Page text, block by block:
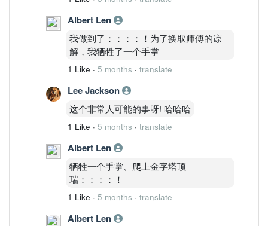
Albert Len
我做到了：：：：！为了换取师傅的谅
解，我牺牲了一个手掌
1 Like · 5 months · translate
Lee Jackson
这个非常人可能的事呀! 哈哈哈
1 Like · 5 months · translate
Albert Len
牺牲一个手掌、爬上金字塔顶
瑞：：：：！
1 Like · 5 months · translate
Albert Len